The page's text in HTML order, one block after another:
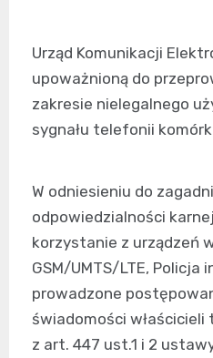
Urząd Komunikacji
upoważnioną do
zakresie nielegalnego
sygnału telefonii
W odniesieniu do
odpowiedzialności
korzystanie z urządzeń
GSM/UMTS/LTE, Policja
prowadzone
świadomości właścicieli
z art. 447 ust.1 i 2